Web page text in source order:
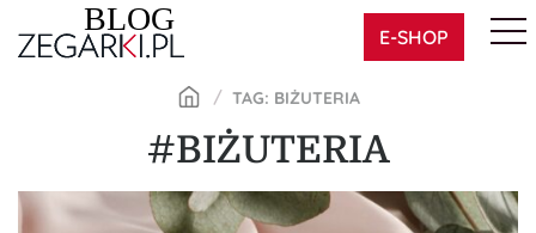
E-SHOP
TAG: BIŻUTERIA
#BIŻUTERIA